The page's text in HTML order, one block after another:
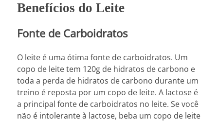
Benefícios do Leite
Fonte de Carboidratos
O leite é uma ótima fonte de carboidratos. Um
copo de leite tem 120g de hidratos de carbono e
toda a perda de hidratos de carbono durante um
treino é reposta por um copo de leite. A lactose é
a principal fonte de carboidratos no leite. Se você
não é intolerante à lactose, beba um copo de leite